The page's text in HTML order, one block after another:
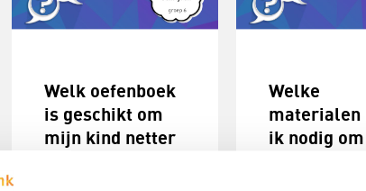
Welk oefenboek
is geschikt om
mijn kind netter
Welke
materialen
ik nodig